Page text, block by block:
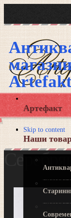
Артефакт
Наши
Skip to content